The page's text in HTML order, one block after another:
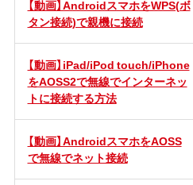
【動画】AndroidスマホをWPS(ボ
タン接続)で親機に接続
【動画】iPad/iPod touch/iPhone
をAOSS2で無線でインターネッ
トに接続する方法
【動画】AndroidスマホをAOSS
で無線でネット接続